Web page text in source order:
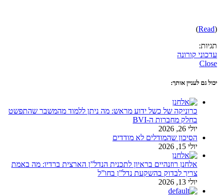
(
Read
)
תגיות:
עדכוני קורונה
Close
יכול גם לעניין אותך:
כרוניקה של כשל ידוע מראש: מה ניתן ללמוד מהמשבר שהתפשט
בחלק מחברות ה-BVI
יולי 26, 2026
הסיכון שהמודלים לא מודדים
יולי 15, 2026
אלחנן רוזנהיים בראיון לתכנית הנדל”ן הארצית ברדיו: מה באמת
צריך לבדוק בהשקעת נדל”ן בחו”ל
יולי 13, 2026